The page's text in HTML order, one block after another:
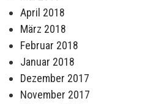
April 2018
März 2018
Februar 2018
Januar 2018
Dezember 2017
November 2017